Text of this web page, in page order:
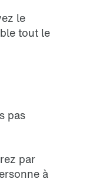
le
tout le
pas
par
à